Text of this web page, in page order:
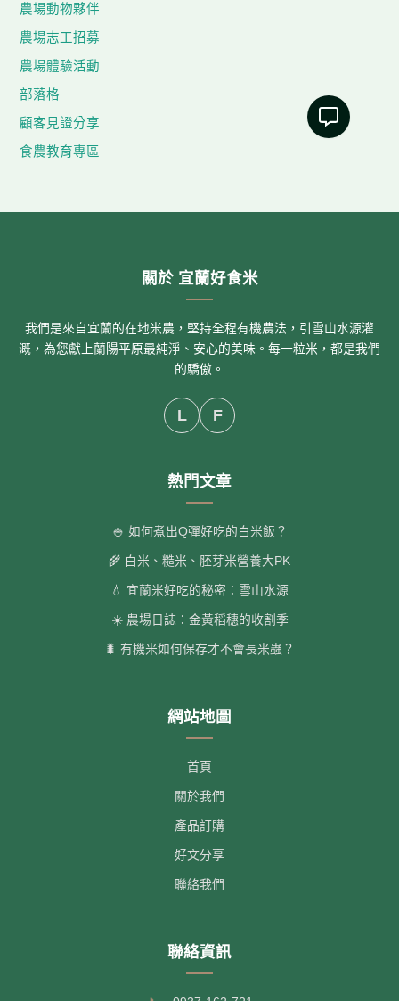
農場動物夥伴
農場志工招募
農場體驗活動
部落格
顧客見證分享
食農教育專區
關於 宜蘭好食米
我們是來自宜蘭的在地米農，堅持全程有機農法，引雪山水源灌
溉，為您獻上蘭陽平原最純淨、安心的美味。每一粒米，都是我們
的驕傲。
L F
熱門文章
🍚 如何煮出Q彈好吃的白米飯？
🌾 白米、糙米、胚芽米營養大PK
💧 宜蘭米好吃的秘密：雪山水源
☀️ 農場日誌：金黃稻穗的收割季
🐛 有機米如何保存才不會長米蟲？
網站地圖
首頁
關於我們
產品訂購
好文分享
聯絡我們
聯絡資訊